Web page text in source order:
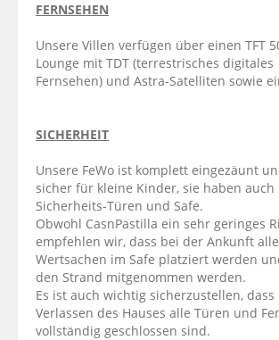
FERNSEHEN
Unsere Villen verfügen über einen TFT
Lounge mit TDT (terrestrisches digitales
Fernsehen) und Astra-Satelliten sowie
SICHERHEIT
Unsere FeWo ist komplett eingezäunt
sicher für kleine Kinder, sie haben auch
Sicherheits-Türen und Safe.
Obwohl CasnPastilla ein sehr geringes
empfehlen wir, dass bei der Ankunft alle
Wertsachen im Safe platziert werden
den Strand mitgenommen werden.
Es ist auch wichtig sicherzustellen, dass
Verlassen des Hauses alle Türen und
vollständig geschlossen sind.